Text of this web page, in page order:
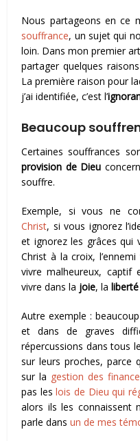
Nous partageons en ce
souffrance, un sujet qui
loin. Dans mon premier
partager quelques
La première raison pour
j’ai identifiée, c’est l’
Beaucoup
Certaines souffrances
provision de Dieu
souffre.
Exemple, si vous ne
Christ, si vous ignorez
et ignorez les grâces qui
Christ à la croix,
vivre malheureux,
vivre dans la joie, la liberté
Autre exemple :
et dans de graves
répercussions dans tous
sur leurs proches, parce
sur la gestion des
pas leslois de Dieu qui
alors ils les connaissent
parle dansun de mes